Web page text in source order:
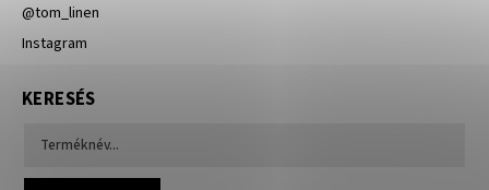
@tom_linen
Instagram
KERESÉS